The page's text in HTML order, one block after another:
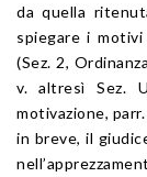
da quella
spiegare i motivi
(Sez. 2,
v. altresì Sez.
motivazione,
in breve, il